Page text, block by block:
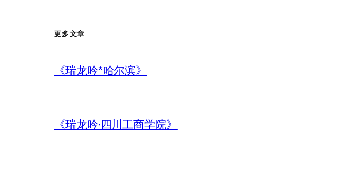
更多文章
《瑞龙吟*哈尔滨》
《瑞龙吟·四川工商学院》